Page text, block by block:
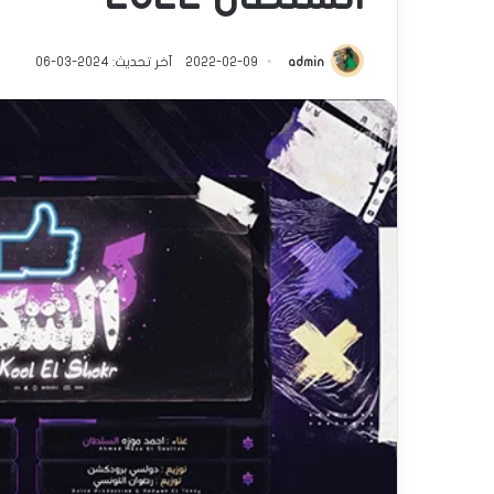
admin
2022-02-09 آخر تحديث: 2024-03-06